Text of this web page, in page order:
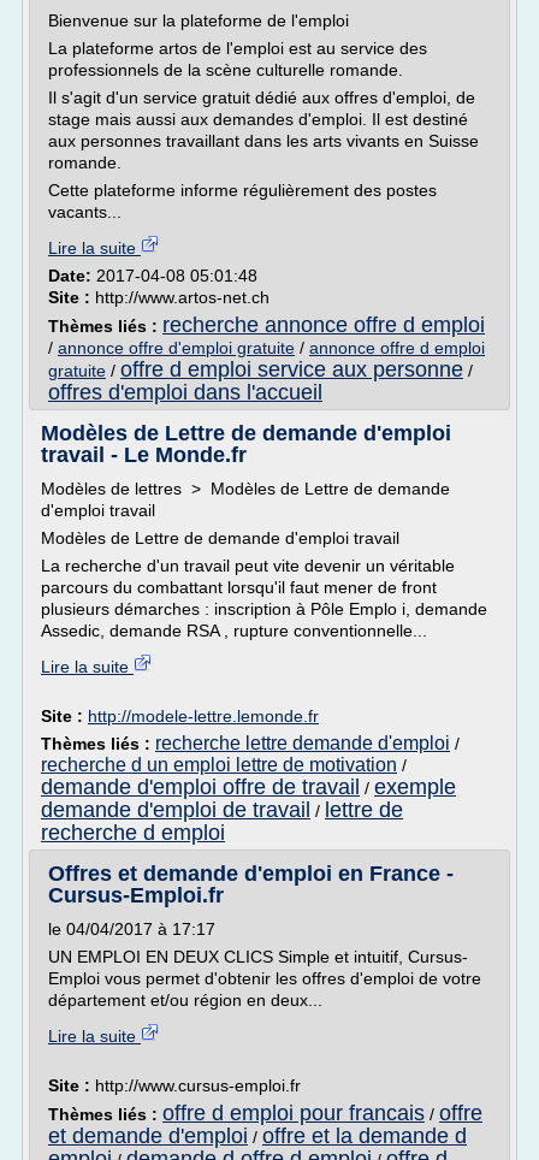
Bienvenue sur la plateforme de l'emploi
La plateforme artos de l'emploi est au service des
professionnels de la scène culturelle romande.
Il s'agit d'un service gratuit dédié aux offres d'emploi, de
stage mais aussi aux demandes d'emploi. Il est destiné
aux personnes travaillant dans les arts vivants en Suisse
romande.
Cette plateforme informe régulièrement des postes
vacants...
Lire la suite
Date: 2017-04-08 05:01:48
Site : http://www.artos-net.ch
Thèmes liés : recherche annonce offre d emploi
/ annonce offre d'emploi gratuite / annonce offre d emploi
gratuite / offre d emploi service aux personne /
offres d'emploi dans l'accueil
Modèles de Lettre de demande d'emploi
travail - Le Monde.fr
Modèles de lettres > Modèles de Lettre de demande
d'emploi travail
Modèles de Lettre de demande d'emploi travail
La recherche d'un travail peut vite devenir un véritable
parcours du combattant lorsqu'il faut mener de front
plusieurs démarches : inscription à Pôle Emplo i, demande
Assedic, demande RSA , rupture conventionnelle...
Lire la suite
Site : http://modele-lettre.lemonde.fr
Thèmes liés : recherche lettre demande d'emploi /
recherche d un emploi lettre de motivation /
demande d'emploi offre de travail / exemple
demande d'emploi de travail / lettre de
recherche d emploi
Offres et demande d'emploi en France -
Cursus-Emploi.fr
le 04/04/2017 à 17:17
UN EMPLOI EN DEUX CLICS Simple et intuitif, Cursus-
Emploi vous permet d'obtenir les offres d'emploi de votre
département et/ou région en deux...
Lire la suite
Site : http://www.cursus-emploi.fr
Thèmes liés : offre d emploi pour francais / offre
et demande d'emploi / offre et la demande d